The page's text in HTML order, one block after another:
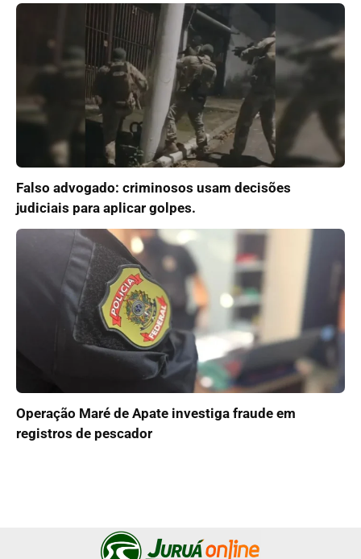
Falso advogado: criminosos usam decisões
judiciais para aplicar golpes.
Operação Maré de Apate investiga fraude em
registros de pescador